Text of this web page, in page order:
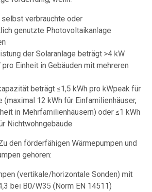
verbrauchte oder
genutzte Photovoltaikanlage
der Solaranlage beträgt >4 kW
pro Einheit in Gebäuden mit mehreren
beträgt ≤1,5 kWh pro kWpeak für
(maximal 12 kWh für Einfamilienhäuser,
in Mehrfamilienhäusern) oder ≤1 kWh
Nichtwohngebäude
den förderfähigen Wärmepumpen und
gehören:
(vertikale/horizontale Sonden) mit
bei B0/W35 (Norm EN 14511)